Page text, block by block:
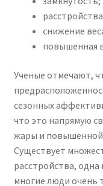
снижение
повышенная
Ученые отмечают,
сезонных
что это напрямую
жары и повышенной
Существует
расстройства,
многие люди очень